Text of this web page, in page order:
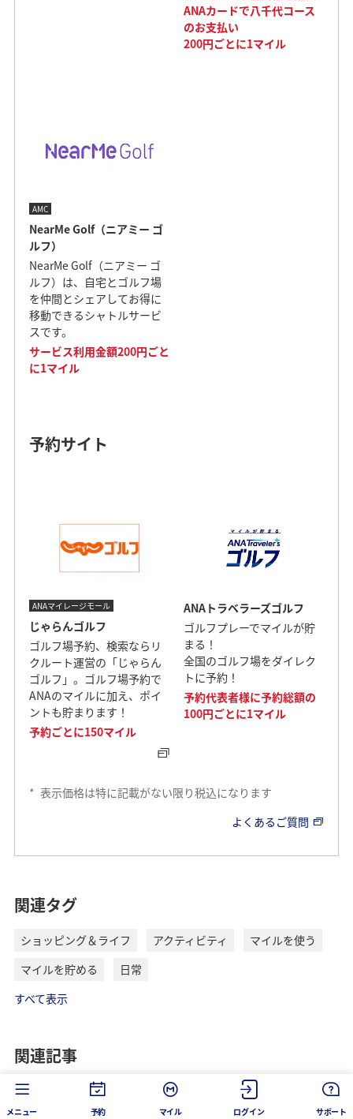
ANAカードで八千代コース
のお支払い
200円ごとに1マイル
AMC
NearMe Golf（ニアミー ゴ
ルフ）
NearMe Golf（ニアミー ゴ
ルフ）は、自宅とゴルフ場
を仲間とシェアしてお得に
移動できるシャトルサービ
スです。
サービス利用金額200円ごと
に1マイル
予約サイト
ANAマイレージモール
じゃらんゴルフ
ゴルフ場予約、検索ならリ
クルート運営の「じゃらん
ゴルフ」。ゴルフ場予約で
ANAのマイルに加え、ポイ
ントも貯まります！
予約ごとに150マイル
ANAトラベラーズゴルフ
ゴルフプレーでマイルが貯
まる！
全国のゴルフ場をダイレク
トに予約！
予約代表者様に予約総額の
100円ごとに1マイル
* 表示価格は特に記載がない限り税込になります
よくあるご質問
ANAのおすすめサービス
せて多彩なメニューからお
選びいただけます。
関連タグ
ショッピング＆ライフ アクティビティ
マイルを使う
マイルを貯める
日常
すべて表示
関連記事
メニュー 予約 マイル ログイン サポート